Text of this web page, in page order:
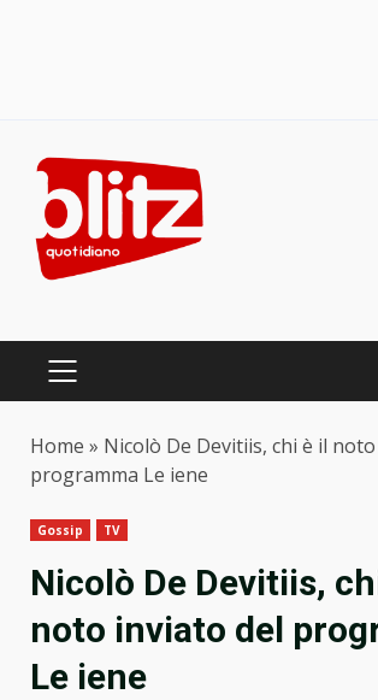
content
PRIMARY
Home » Nicolò De Devitiis, chi è il
programma Le iene
Gossip TV
Nicolò De Devitiis,
noto inviato del
Le iene